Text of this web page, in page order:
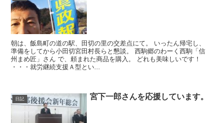
朝は、飯島町の道の駅、田切の里の交差点にて。 いったん帰宅し、
準備をしてから小田切宮田村長らと懇談。 西駒郷のわーく西駒「信
州まめ匠」さん で、頼まれた商品を購入。 どれも美味しいです！
・・・就労継続支援Ａ型とい...
日記 宮下一郎さんを応援しています。